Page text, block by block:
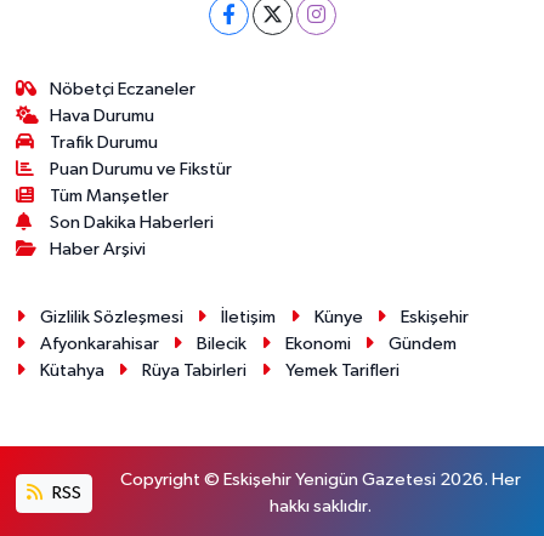
Nöbetçi Eczaneler
Hava Durumu
Trafik Durumu
Puan Durumu ve Fikstür
Tüm Manşetler
Son Dakika Haberleri
Haber Arşivi
Gizlilik Sözleşmesi İletişim Künye
Eskişehir
Afyonkarahisar
Bilecik Ekonomi
Gündem
Kütahya
Rüya Tabirleri Yemek Tarifleri
RSS
Copyright © Eskişehir Yenigün Gazetesi 2026. Her
hakkı saklıdır.